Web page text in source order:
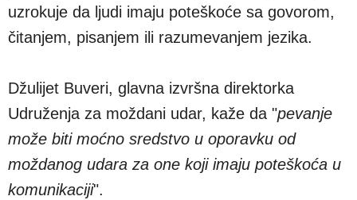
uzrokuje da ljudi imaju poteškoće sa govorom,
čitanjem, pisanjem ili razumevanjem jezika.
Džulijet Buveri, glavna izvršna direktorka
Udruženja za moždani udar, kaže da "pevanje
može biti moćno sredstvo u oporavku od
moždanog udara za one koji imaju poteškoća u
komunikaciji".